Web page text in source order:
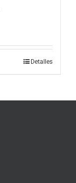
Detalles